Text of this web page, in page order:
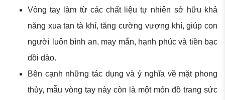
Vòng tay làm từ các chất liệu tự nhiên sở hữu khả
năng xua tan tà khí, tăng cường vượng khí, giúp con
người luôn bình an, may mắn, hạnh phúc và tiền bạc
dồi dào.
Bên cạnh những tác dụng và ý nghĩa về mặt phong
thủy, mẫu vòng tay này còn là một món đồ trang sức